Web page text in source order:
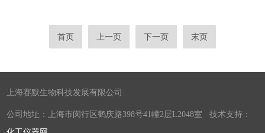
首页 上一页 下一页 末页
上海赛默生物科技发展有限公司
公司地址：上海市闵行区鹤庆路398号41幢2层L2048室 技术支持：